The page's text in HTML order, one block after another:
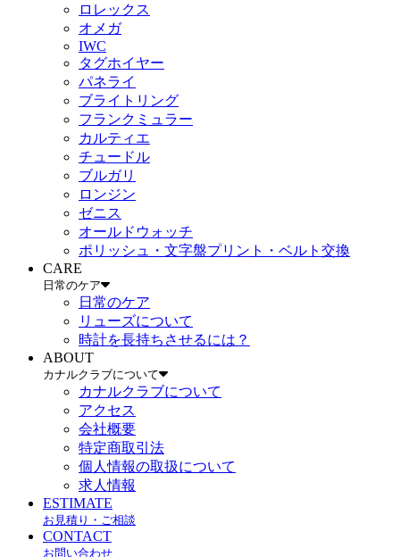
ロレックス
オメガ
IWC
タグホイヤー
パネライ
ブライトリング
フランクミュラー
カルティエ
チュードル
ブルガリ
ロンジン
ゼニス
オールドウォッチ
ポリッシュ・文字盤プリント・ベルト交換
CARE
日常のケア
日常のケア
リューズについて
時計を長持ちさせるには？
ABOUT
カナルクラブについて
カナルクラブについて
アクセス
会社概要
特定商取引法
個人情報の取扱について
求人情報
ESTIMATE
お見積り・ご相談
CONTACT
お問い合わせ